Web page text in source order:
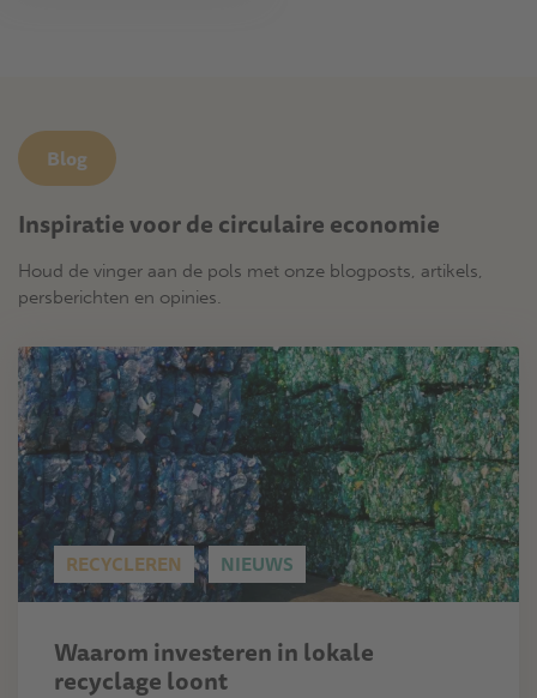
Blog
Inspiratie voor de circulaire economie
Houd de vinger aan de pols met onze blogposts, artikels,
persberichten en opinies.
RECYCLEREN NIEUWS
Waarom investeren in lokale
recyclage loont